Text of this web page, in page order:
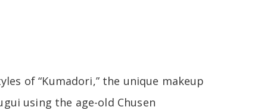
of “Kumadori,” the unique makeup
using the age-old Chusen